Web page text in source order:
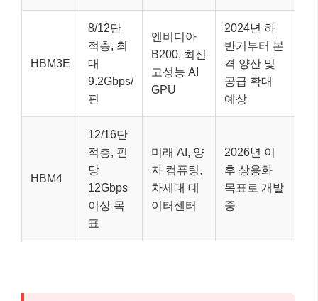
HBM3E
8/12단
적층, 최
대
9.2Gbps/
핀
엔비디아
B200, 최신
고성능 AI
GPU
2024년 하
반기부터 본
격 양산 및
공급 확대
예상
HBM4
12/16단
적층, 핀
당
12Gbps
이상 목
표
미래 AI, 양
자 컴퓨팅,
차세대 데
이터센터
2026년 이
후 상용화
목표로 개발
중